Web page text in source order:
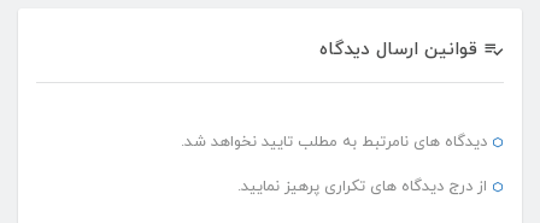
قوانین ارسال دیدگاه
دیدگاه های نامرتبط به مطلب تایید نخواهد شد.
از درج دیدگاه های تکراری پرهیز نمایید.